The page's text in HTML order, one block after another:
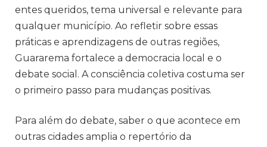
entes queridos, tema universal e relevante para
qualquer município. Ao refletir sobre essas
práticas e aprendizagens de outras regiões,
Guararema fortalece a democracia local e o
debate social. A consciência coletiva costuma ser
o primeiro passo para mudanças positivas.
Para além do debate, saber o que acontece em
outras cidades amplia o repertório da